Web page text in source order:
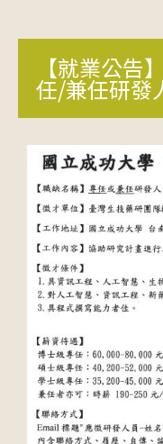
【就業公告
任/兼任研發